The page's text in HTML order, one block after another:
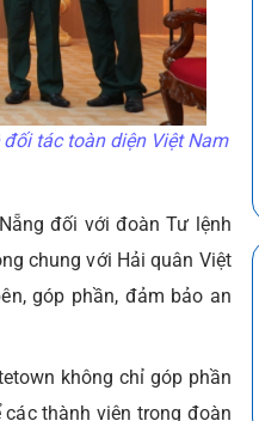
tác toàn diện Việt Nam
đối với đoàn Tư lệnh
chung với Hải quân Việt
góp phần, đảm bảo an
không chỉ góp phần
thành viên trong đoàn